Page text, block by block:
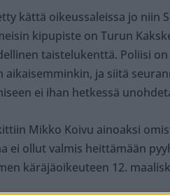
kättä oikeussaleissa jo niin
kipupiste on Turun
taistelukenttä. Poliisi
ja siitä
ei ihan hetkessä
Mikko Koivu ainoaksi
ei ollut valmis heittämään
käräjäoikeuteen 12.